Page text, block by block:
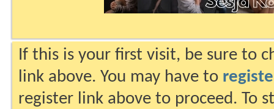
If this is your first visit, be sure to
link above. You may have to
register link above to proceed. To